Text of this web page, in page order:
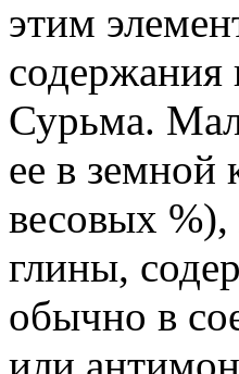
этим
содержания
Сурьма.
ее в земной
весовых %),
глины,
обычно в
или